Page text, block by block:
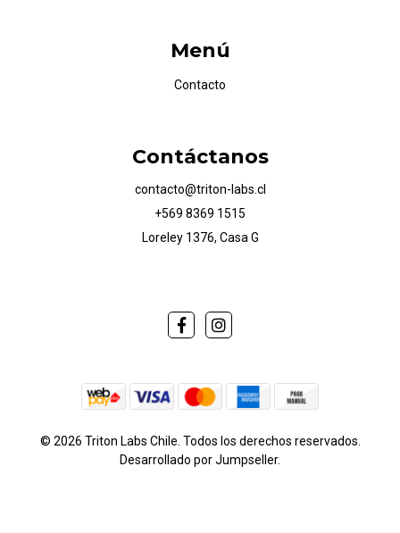
Menú
Contacto
Contáctanos
contacto@triton-labs.cl
+569 8369 1515
Loreley 1376, Casa G
© 2026 Triton Labs Chile. Todos los derechos reservados.
Desarrollado por Jumpseller.